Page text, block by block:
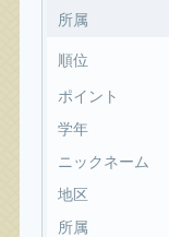
所属
順位
ポイント
学年
ニックネーム
地区
所属